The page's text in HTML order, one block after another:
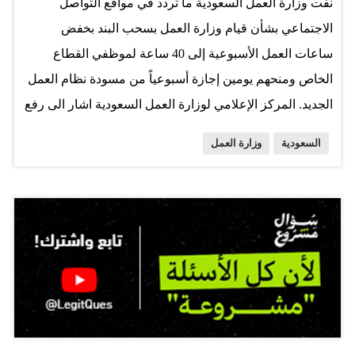
الاجتماعي بشأن قيام وزارة العمل بسحب البند بخفض
ساعات العمل الأسبوعية إلى 40 ساعة لموظفي القطاع
الخاص ومنحهم يومين إجازة أسبوعياً من مسودة نظام العمل
الجديد. المركز الإعلامي لوزارة العمل السعودية اشار الى رفع
كافة وسائل الإعلام من التثبت والتحقق من الأخبار التي تنشر
والتي يمكن معرفتها عن طريق الموقع الرسمي للوزارة أو
حساباتها الموثقة في مواقع التواصل الاجتماعي. المصدر:
CNBC عربية
السعودية وزارة العمل